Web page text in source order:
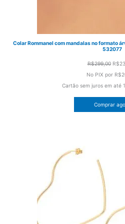
Colar Rommanel com mandalas no formato
532077
R$299,00 O
era:
R$
No PIX por
Cartão sem juros em até
Comprar